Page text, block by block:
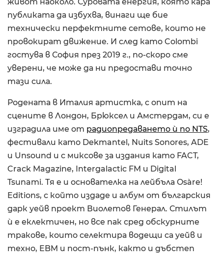
публиката да избухва, винаги ще бие
технически перфектните сетове, които не
провокират движение. И след като Colombi
гостува в София през 2019 г., по-скоро сме
уверени, че може да ни предостави точно
тази сила.
Родената в Италия артистка, с опит на
сцените в Лондон, Брюксел и Амстердам, си е
изградила име от радиопредаването ѝ по NTS,
фестивали като Dekmantel, Nuits Sonores, ADE
и Unsound и с миксове за издания като FACT,
Crack Magazine, Intergalactic FM и Digital
Tsunami. Тя е и основателка на лейбъла Osàre!
Editions, с който издаде и албум от българския
дарк уейв проект Виолетов Генерал. Стилът
ѝ е еклектичен, но все пак сред обскурните
тракове, които селектира водещи са уейв и
техно, EBM и пост-пънк, както и дъбстеп